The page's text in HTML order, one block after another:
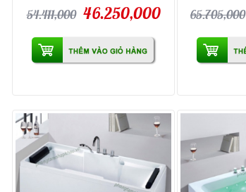
54.411,000 46.250,000 65.705,000